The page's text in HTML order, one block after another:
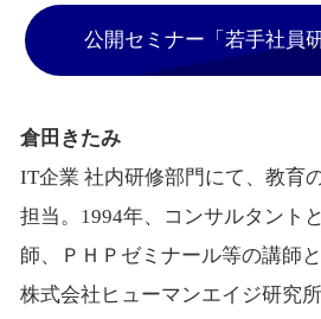
公開セミナー「若手社員
倉田きたみ
IT企業 社内研修部門にて、教育
担当。1994年、コンサルタント
師、ＰＨＰゼミナール等の講師
株式会社ヒューマンエイジ研究